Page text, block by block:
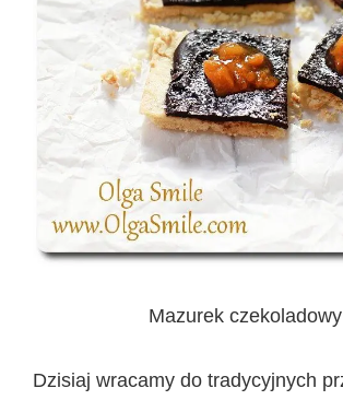
Mazurek czekoladowy
Dzisiaj wracamy do tradycyjnych